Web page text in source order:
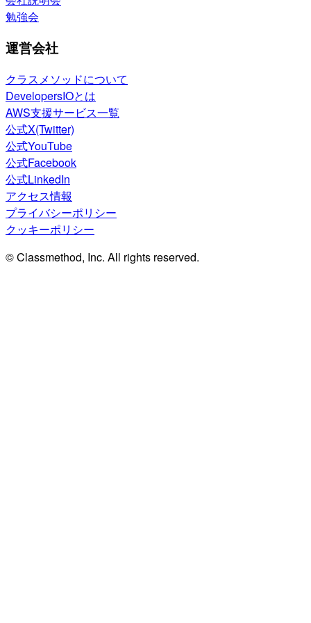
勉強会
運営会社
クラスメソッドについて
DevelopersIOとは
AWS支援サービス一覧
公式X(Twitter)
公式YouTube
公式Facebook
公式LinkedIn
アクセス情報
プライバシーポリシー
クッキーポリシー
© Classmethod, Inc. All rights reserved.